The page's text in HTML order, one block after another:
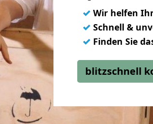
✓ Wir helfen
✓ Schnell &
✓ Finden Sie
blitzschnell